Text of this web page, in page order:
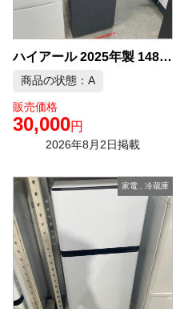
ハイアール 2025年製 148L 冷蔵庫 中古品販売
商品の状態：A
販売価格
30,000円
2026年8月2日掲載
家電, 冷蔵庫